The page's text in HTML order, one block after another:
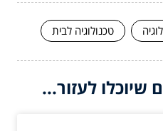
טכנולוגיה לבית
לעזור...